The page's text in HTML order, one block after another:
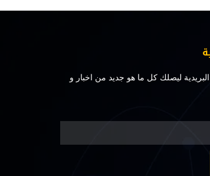
ليصلك كل ما هو جديد من اخبار و